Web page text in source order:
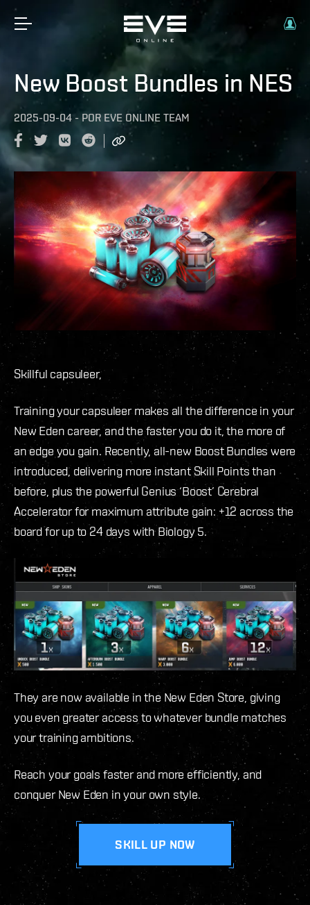
New Boost Bundles in NES
2025-09-04 - POR EVE ONLINE TEAM
Skillful capsuleer,
Training your capsuleer makes all the difference in your
New Eden career, and the faster you do it, the more of
an edge you gain. Recently, all-new Boost Bundles were
introduced, delivering more instant Skill Points than
before, plus the powerful Genius ‘Boost’ Cerebral
Accelerator for maximum attribute gain: +12 across the
board for up to 24 days with Biology 5.
They are now available in the New Eden Store, giving
you even greater access to whatever bundle matches
your training ambitions.
Reach your goals faster and more efficiently, and
conquer New Eden in your own style.
SKILL UP NOW